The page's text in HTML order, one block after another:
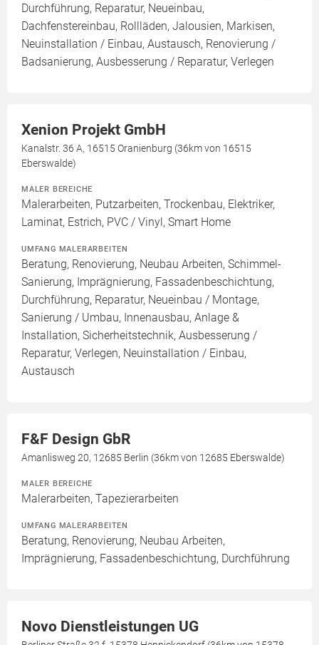
Durchführung, Reparatur, Neueinbau,
Dachfenstereinbau, Rollläden, Jalousien, Markisen,
Neuinstallation / Einbau, Austausch, Renovierung /
Badsanierung, Ausbesserung / Reparatur, Verlegen
Xenion Projekt GmbH
Kanalstr. 36 A, 16515 Oranienburg (36km von 16515
Eberswalde)
MALER BEREICHE
Malerarbeiten, Putzarbeiten, Trockenbau, Elektriker,
Laminat, Estrich, PVC / Vinyl, Smart Home
UMFANG MALERARBEITEN
Beratung, Renovierung, Neubau Arbeiten, Schimmel-
Sanierung, Imprägnierung, Fassadenbeschichtung,
Durchführung, Reparatur, Neueinbau / Montage,
Sanierung / Umbau, Innenausbau, Anlage &
Installation, Sicherheitstechnik, Ausbesserung /
Reparatur, Verlegen, Neuinstallation / Einbau,
Austausch
F&F Design GbR
Amanlisweg 20, 12685 Berlin (36km von 12685 Eberswalde)
MALER BEREICHE
Malerarbeiten, Tapezierarbeiten
UMFANG MALERARBEITEN
Beratung, Renovierung, Neubau Arbeiten,
Imprägnierung, Fassadenbeschichtung, Durchführung
Novo Dienstleistungen UG